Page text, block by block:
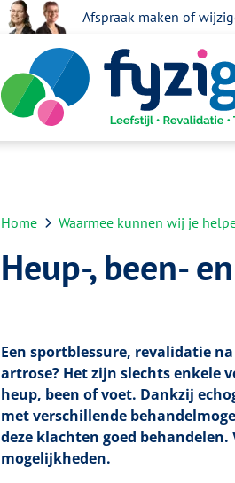
Afspraak maken of
Home Waarmee kunnen wij je
Heup-, been-
Een sportblessure, revalidatie
artrose? Het zijn slechts enkele
heup, been of voet. Dankzij
met verschillende
deze klachten goed behandelen.
mogelijkheden.